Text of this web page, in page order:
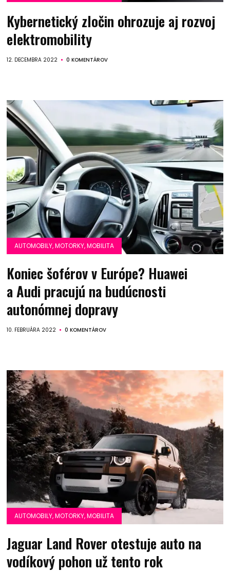
Kybernetický zločin ohrozuje aj rozvoj
elektromobility
12. DECEMBRA 2022 0 KOMENTÁROV
AUTOMOBILY, MOTORKY, MOBILITA
Koniec šoférov v Európe? Huawei
a Audi pracujú na budúcnosti
autonómnej dopravy
10. FEBRUÁRA 2022 0 KOMENTÁROV
AUTOMOBILY, MOTORKY, MOBILITA
Jaguar Land Rover otestuje auto na
vodíkový pohon už tento rok